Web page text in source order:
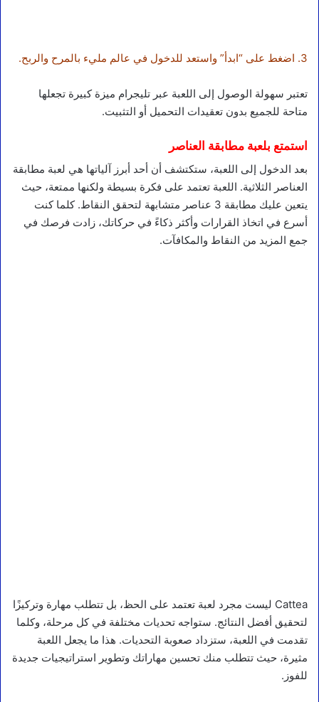
3. اضغط على “ابدأ” واستعد للدخول في عالم مليء بالمرح والربح.
تعتبر سهولة الوصول إلى اللعبة عبر تليجرام ميزة كبيرة تجعلها
متاحة للجميع بدون تعقيدات التحميل أو التثبيت.
استمتع بلعبة مطابقة العناصر
بعد الدخول إلى اللعبة، ستكتشف أن أحد أبرز آلياتها هي لعبة مطابقة
العناصر الثلاثية. اللعبة تعتمد على فكرة بسيطة ولكنها ممتعة، حيث
يتعين عليك مطابقة 3 عناصر متشابهة لتحقق النقاط. كلما كنت
أسرع في اتخاذ القرارات وأكثر ذكاءً في حركاتك، زادت فرصك في
جمع المزيد من النقاط والمكافآت.
Cattea ليست مجرد لعبة تعتمد على الحظ، بل تتطلب مهارة وتركيزًا
لتحقيق أفضل النتائج. ستواجه تحديات مختلفة في كل مرحلة، وكلما
تقدمت في اللعبة، ستزداد صعوبة التحديات. هذا ما يجعل اللعبة
مثيرة، حيث تتطلب منك تحسين مهاراتك وتطوير استراتيجيات جديدة
للفوز.